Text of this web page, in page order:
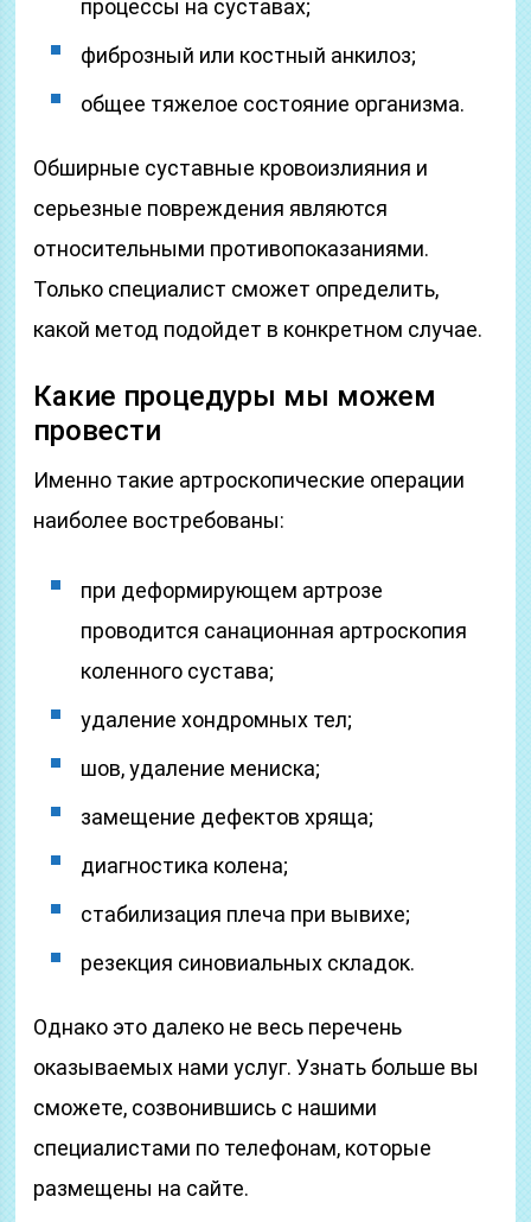
процессы на суставах;
фиброзный или костный анкилоз;
общее тяжелое состояние организма.
Обширные суставные кровоизлияния и
серьезные повреждения являются
относительными противопоказаниями.
Только специалист сможет определить,
какой метод подойдет в конкретном случае.
Какие процедуры мы можем
провести
Именно такие артроскопические операции
наиболее востребованы:
при деформирующем артрозе
проводится санационная артроскопия
коленного сустава;
удаление хондромных тел;
шов, удаление мениска;
замещение дефектов хряща;
диагностика колена;
стабилизация плеча при вывихе;
резекция синовиальных складок.
Однако это далеко не весь перечень
оказываемых нами услуг. Узнать больше вы
сможете, созвонившись с нашими
специалистами по телефонам, которые
размещены на сайте.